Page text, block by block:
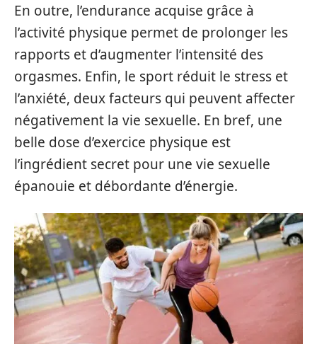
En outre, l’endurance acquise grâce à
l’activité physique permet de prolonger les
rapports et d’augmenter l’intensité des
orgasmes. Enfin, le sport réduit le stress et
l’anxiété, deux facteurs qui peuvent affecter
négativement la vie sexuelle. En bref, une
belle dose d’exercice physique est
l’ingrédient secret pour une vie sexuelle
épanouie et débordante d’énergie.